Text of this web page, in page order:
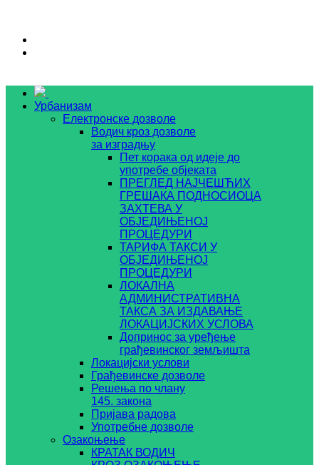
Урбанизам
Електронске дозволе
Водич кроз дозволе
за изградњу
Пет корака од идеје до
употребе објеката
ПРЕГЛЕД НАЈЧЕШЋИХ
ГРЕШАКА ПОДНОСИОЦА
ЗАХТЕВА У
ОБЈЕДИЊЕНОЈ
ПРОЦЕДУРИ
ТАРИФА ТАКСИ У
ОБЈЕДИЊЕНОЈ
ПРОЦЕДУРИ
ЛОКАЛНА
АДМИНИСТРАТИВНА
ТАКСА ЗА ИЗДАВАЊЕ
ЛОКАЦИЈСКИХ УСЛОВА
Допринос за уређење
грађевинског земљишта
Локацијски услови
Грађевинске дозволе
Решења по члану
145. закона
Пријава радова
Употребне дозволе
Озакоњење
КРАТАК ВОДИЧ